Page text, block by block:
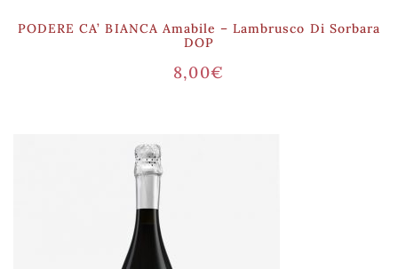
PODERE CA’ BIANCA Amabile – Lambrusco Di Sorbara
DOP
8,00€